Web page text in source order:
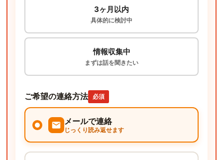
3ヶ月以内
具体的に検討中
情報収集中
まずは話を聞きたい
ご希望の連絡方法 必須
メールで連絡
じっくり読み返せます